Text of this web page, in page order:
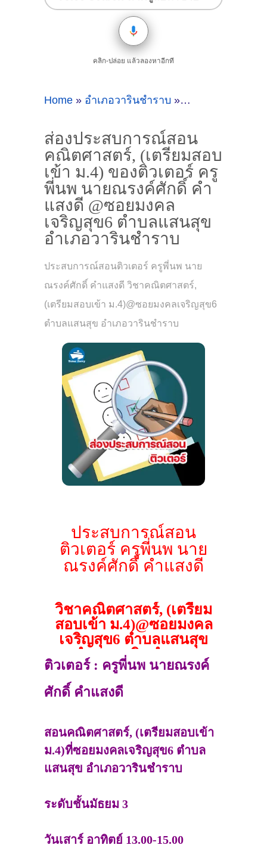
คลิก-ปล่อย แล้วลองหาอีกที
Home » อำเภอวารินชำราบ » ส่องประสบการณ์
ส่องประสบการณ์สอน
คณิตศาสตร์, (เตรียมสอบ
เข้า ม.4) ของติวเตอร์ ครู
พี่นพ นายณรงค์ศักดิ์ คำ
แสงดี @ซอยมงคล
เจริญสุข6 ตำบลแสนสุข
อำเภอวารินชำราบ
ประสบการณ์สอนติวเตอร์ ครูพี่นพ นาย
ณรงค์ศักดิ์ คำแสงดี วิชาคณิตศาสตร์,
(เตรียมสอบเข้า ม.4)@ซอยมงคลเจริญสุข6
ตำบลแสนสุข อำเภอวารินชำราบ
ประสบการณ์สอน
ติวเตอร์ ครูพี่นพ นาย
ณรงค์ศักดิ์ คำแสงดี
วิชาคณิตศาสตร์, (เตรียม
สอบเข้า ม.4)@ซอยมงคล
เจริญสุข6 ตำบลแสนสุข
อำเภอวารินชำราบ
ติวเตอร์ : ครูพี่นพ นายณรงค์
ศักดิ์ คำแสงดี
สอนคณิตศาสตร์, (เตรียมสอบเข้า
ม.4)ที่ซอยมงคลเจริญสุข6 ตำบล
แสนสุข อำเภอวารินชำราบ
ระดับชั้นมัธยม 3
วันเสาร์ อาทิตย์ 13.00-15.00